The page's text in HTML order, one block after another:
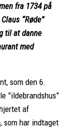
fra 1734 på
“Røde”
til at danne
med
som den 6.
”ildebrandshus”
af
som har indtaget